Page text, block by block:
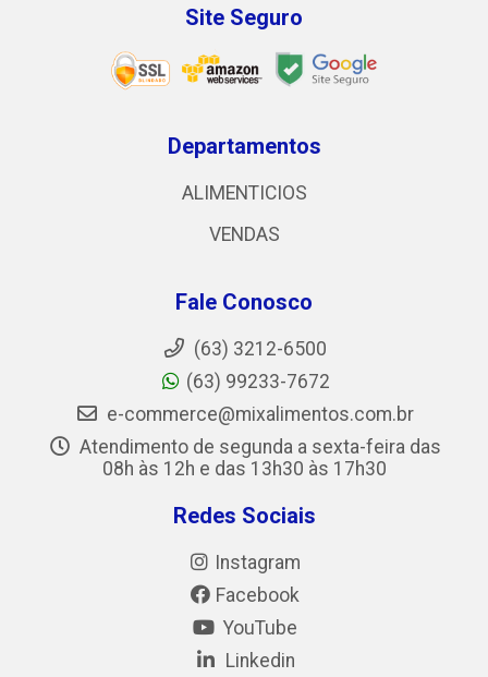
Site Seguro
Departamentos
ALIMENTICIOS
VENDAS
Fale Conosco
(63) 3212-6500
(63) 99233-7672
e-commerce@mixalimentos.com.br
Atendimento de segunda a sexta-feira das
08h às 12h e das 13h30 às 17h30
Redes Sociais
Instagram
Facebook
YouTube
Linkedin